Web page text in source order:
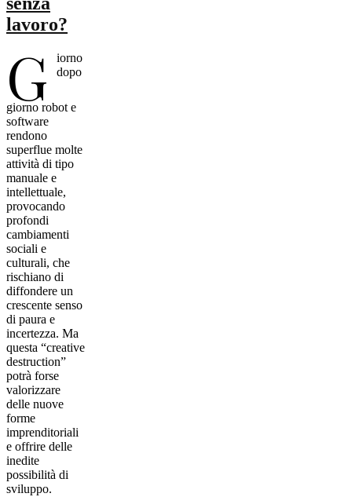
lavoro?
G
iorno
dopo
giorno robot e
software
rendono
superflue molte
attività di tipo
manuale e
intellettuale,
provocando
profondi
cambiamenti
sociali e
culturali, che
rischiano di
diffondere un
crescente senso
di paura e
incertezza. Ma
questa “creative
destruction”
potrà forse
valorizzare
delle nuove
forme
imprenditoriali
e offrire delle
inedite
possibilità di
sviluppo.